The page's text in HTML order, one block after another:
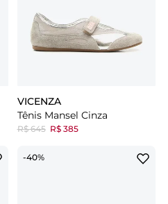
VICENZA
Tênis Mansel Cinza
R$ 645 R$ 385
-40%